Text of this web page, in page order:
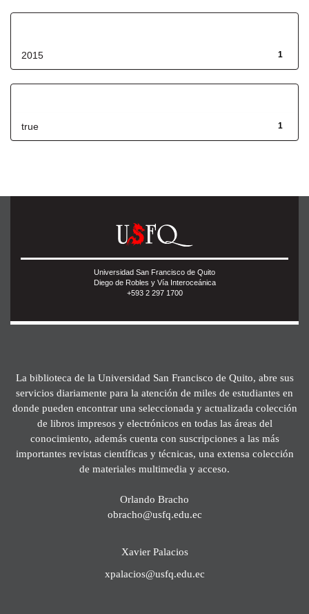
1
2015
1
true
Universidad San Francisco de Quito
Diego de Robles y Vía Interoceánica
+593 2 297 1700
La biblioteca de la Universidad San Francisco de Quito, abre sus
servicios diariamente para la atención de miles de estudiantes en
donde pueden encontrar una seleccionada y actualizada colección
de libros impresos y electrónicos en todas las áreas del
conocimiento, además cuenta con suscripciones a las más
importantes revistas científicas y técnicas, una extensa colección
de materiales multimedia y acceso.
Orlando Bracho
obracho@usfq.edu.ec
Xavier Palacios
xpalacios@usfq.edu.ec